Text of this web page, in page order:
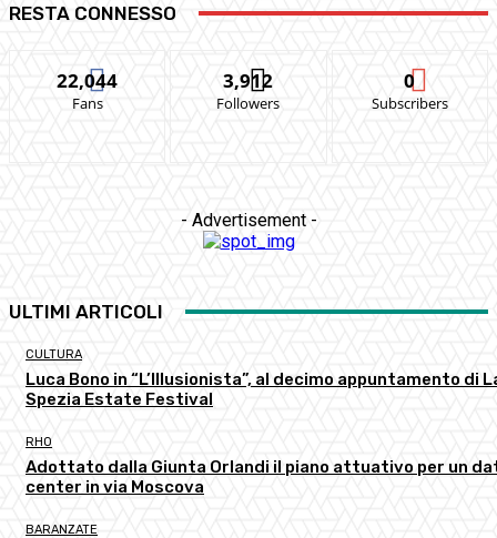
RESTA CONNESSO
22,044
Fans
3,912
Followers
0
Subscribers
- Advertisement -
ULTIMI ARTICOLI
CULTURA
Luca Bono in “L’Illusionista”, al decimo appuntamento di
Spezia Estate Festival
RHO
Adottato dalla Giunta Orlandi il piano attuativo per un
center in via Moscova
BARANZATE